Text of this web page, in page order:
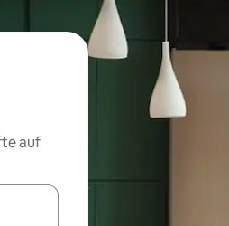
auf
den Pfeiltasten nach oben und